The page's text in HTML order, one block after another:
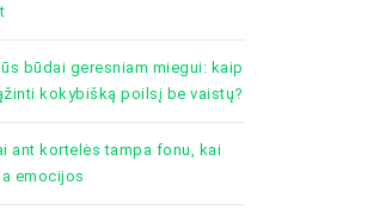
būdai geresniam miegui: kaip
kokybišką poilsį be vaistų?
ant kortelės tampa fonu, kai
emocijos